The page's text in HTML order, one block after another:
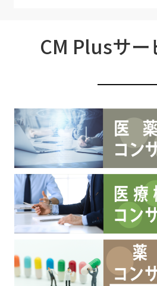
CM Plusサ